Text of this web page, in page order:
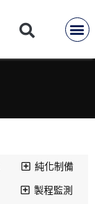
純化制備
製程監測